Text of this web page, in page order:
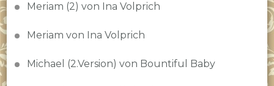
Meriam (2) von Ina Volprich
Meriam von Ina Volprich
Michael (2.Version) von Bountiful Baby